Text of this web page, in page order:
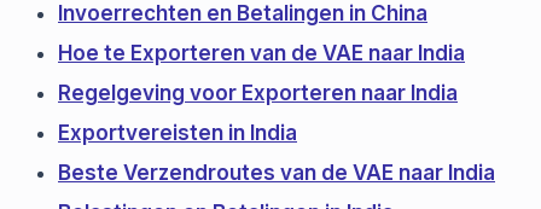
Invoerrechten en Betalingen in China
Hoe te Exporteren van de VAE naar India
Regelgeving voor Exporteren naar India
Exportvereisten in India
Beste Verzendroutes van de VAE naar India